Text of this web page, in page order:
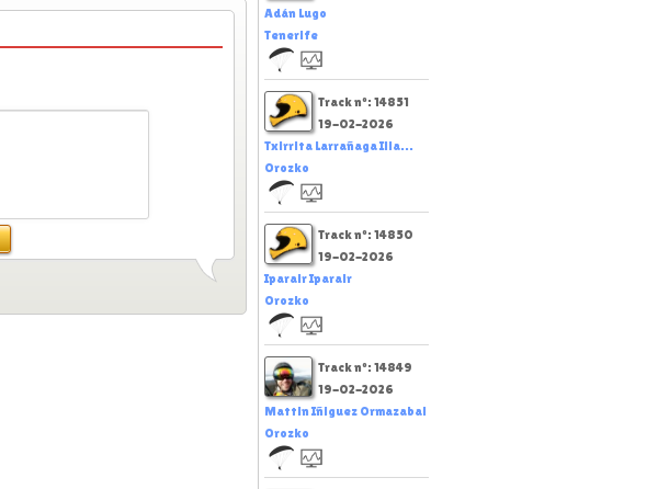
Adán Lugo
Tenerife
Track nº: 14851
19-02-2026
Txirrita Larrañaga Illa...
Orozko
Track nº: 14850
19-02-2026
Iparair Iparair
Orozko
Track nº: 14849
19-02-2026
Mattin Iñiguez Ormazabal
Orozko